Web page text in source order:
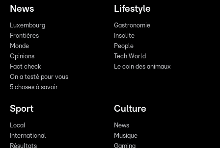
News
Luxembourg
Frontières
Monde
Opinions
Fact check
On a testé pour vous
5 choses à savoir
Lifestyle
Gastronomie
Insolite
People
Tech World
Le coin des animaux
Sport
Local
International
Résultats
Culture
News
Musique
Gaming